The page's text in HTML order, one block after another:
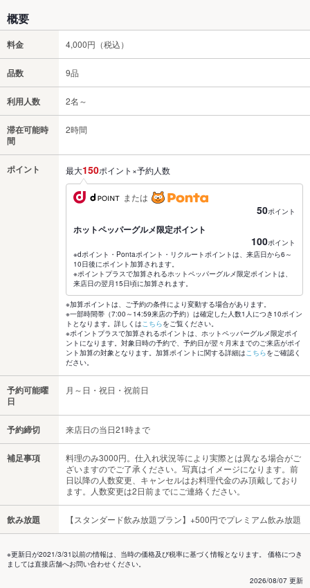
概要
料金 4,000円（税込）
品数 9品
利用人数 2名～
滞在可能時
間
2時間
ポイント 最大150ポイント×予約人数
または
50ポイント
ホットペッパーグルメ限定ポイント
100ポイント
※dポイント・Pontaポイント・リクルートポイントは、来店日から6～
10日後にポイント加算されます。
※ポイントプラスで加算されるホットペッパーグルメ限定ポイントは、
来店日の翌月15日頃に加算されます。
※加算ポイントは、ご予約の条件により変動する場合があります。
※一部時間帯（7:00～14:59来店の予約）は確定した人数1人につき10ポイン
トとなります。詳しくはこちらをご覧ください。
※ポイントプラスで加算されるポイントは、ホットペッパーグルメ限定ポイ
ントになります。対象日時の予約で、予約日が翌々月末までのご来店がポイ
ント加算の対象となります。加算ポイントに関する詳細はこちらをご確認く
ださい。
予約可能曜
日
月～日・祝日・祝前日
予約締切 来店日の当日21時まで
補足事項
料理のみ3000円。仕入れ状況等により実際とは異なる場合がご
ざいますのでご了承ください。写真はイメージになります。前
日以降の人数変更、キャンセルはお料理代金のみ頂戴しており
ます。人数変更は2日前までにご連絡ください。
飲み放題 【スタンダード飲み放題プラン】+500円でプレミアム飲み放題
※更新日が2021/3/31以前の情報は、当時の価格及び税率に基づく情報となります。 価格につき
ましては直接店舗へお問い合わせください。
2026/08/07 更新